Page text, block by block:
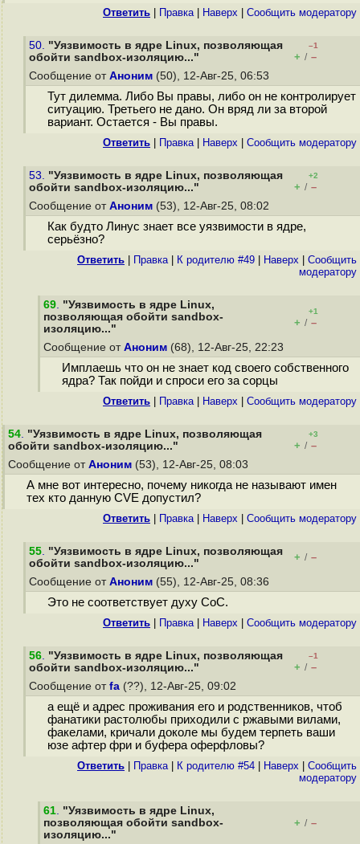
Ответить Правка| Наверх Cообщить модератору
50. "Уязвимость в ядре Linux, позволяющая
обойти sandbox-изоляцию..."
–1
+ / –
Сообщение от Аноним (50), 12-Авг-25, 06:53
Тут дилемма. Либо Вы правы, либо он не контролирует
ситуацию. Третьего не дано. Он вряд ли за второй
вариант. Остается - Вы правы.
Ответить Правка| Наверх Cообщить модератору
53. "Уязвимость в ядре Linux, позволяющая
обойти sandbox-изоляцию..."
+2
+ / –
Сообщение от Аноним (53), 12-Авг-25, 08:02
Как будто Линус знает все уязвимости в ядре,
серьёзно?
Ответить Правка| К родителю #49 Наверх
Cообщить
модератору
69. "Уязвимость в ядре Linux,
позволяющая обойти sandbox-
изоляцию..."
+1
+ / –
Сообщение от Аноним (68), 12-Авг-25, 22:23
Имплаешь что он не знает код своего собственного
ядра? Так пойди и спроси его за сорцы
Ответить Правка| Наверх Cообщить модератору
54. "Уязвимость в ядре Linux, позволяющая
обойти sandbox-изоляцию..."
+3
+ / –
Сообщение от Аноним (53), 12-Авг-25, 08:03
А мне вот интересно, почему никогда не называют имен
тех кто данную CVE допустил?
Ответить Правка| Наверх Cообщить модератору
55. "Уязвимость в ядре Linux, позволяющая
обойти sandbox-изоляцию..."
+ / –
Сообщение от Аноним (55), 12-Авг-25, 08:36
Это не соответствует духу CoC.
Ответить Правка| Наверх Cообщить модератору
56. "Уязвимость в ядре Linux, позволяющая
обойти sandbox-изоляцию..."
–1
+ / –
Сообщение от fa (??), 12-Авг-25, 09:02
а ещё и адрес проживания его и родственников, чтоб
фанатики растолюбы приходили с ржавыми вилами,
факелами, кричали доколе мы будем терпеть ваши
юзе афтер фри и буфера оферфловы?
Ответить Правка| К родителю #54 Наверх
Cообщить
модератору
61. "Уязвимость в ядре Linux,
позволяющая обойти sandbox-
изоляцию..."
+ / –